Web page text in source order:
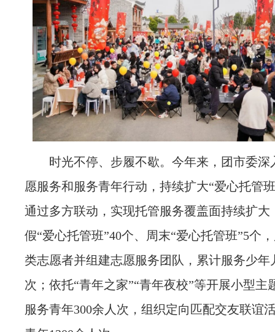
时光不停、步履不歇。今年来，团市委深
愿服务和服务青年行动，持续扩大“爱心托管
通过多方联动，实现托管服务覆盖面持续扩大
假“爱心托管班”40个、周末“爱心托管班”5个
类志愿者并组建志愿服务团队，累计服务少年
次；依托“青年之家”“青年夜校”等开展小型主
服务青年300余人次，组织定向匹配交友联谊